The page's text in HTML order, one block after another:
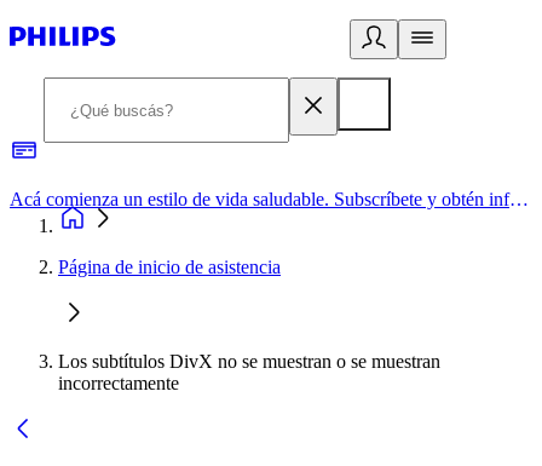
Acá comienza un estilo de vida saludable. Subscríbete y obtén información de primera mano
Página de inicio de asistencia
Los subtítulos DivX no se muestran o se muestran
incorrectamente